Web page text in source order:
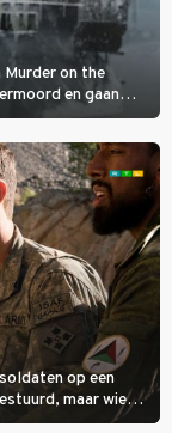
Murder on the
en gaan
van de andere
op een
maar wie